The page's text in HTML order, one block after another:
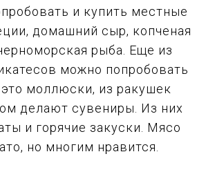
и купить местные
домашний сыр, копченая
рыба. Еще из
можно попробовать
моллюски, из ракушек
делают сувениры. Из них
и горячие закуски. Мясо
но многим нравится.